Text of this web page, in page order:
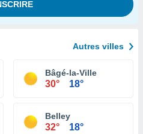
Autres villes
Bâgé-la-Ville
30° 18°
Belley
32° 18°